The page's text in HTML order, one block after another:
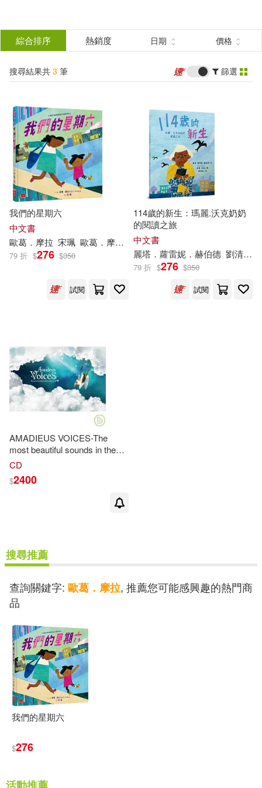
結
篩
選
分類 (單選)
所有商品(3) 圖書(2)
影音(1)
展開
作者 (可複選)
歐葛．摩拉(1)
麗塔．蘿雷妮．赫伯德(1)
三民(1) 小天下(1)
金革(1)
配送方式 (可複選)
可菲律賓店取(3)
其他 (可複選)
現在可購買商品(2)
作者/演唱/譯/編/繪(2)
範圍
綜合排序 熱銷度 日期 價格
搜尋結果共 3 筆 篩選
我們的星期六
中文書
歐葛 ． 摩拉 宋珮 歐葛 ． 摩拉 （Oge Mora）
79 折 $276 $350
試閱
114歲的新生：瑪麗.沃克奶奶
的閱讀之旅
中文書
麗塔．蘿雷妮．赫伯德 劉清彥
79 折 $276 $350
試閱
AMADIEUS VOICES-The
most beautiful sounds in the
world (6CD)(全球美聲套裝
CD
$2400
搜尋推薦
查詢關鍵字: 歐葛．摩拉, 推薦您可能感興趣的熱門商
品
我們的星期六
$276